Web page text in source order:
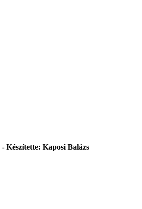
- Készítette: Kaposi Balázs